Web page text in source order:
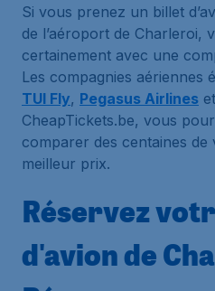
Si vous prenez un billet
de l’aéroport de Charleroi,
certainement avec une
Les compagnies aériennes
TUI Fly, Pegasus Airlines et
CheapTickets.be, vous
comparer des centaines
meilleur prix.
Réservez
d'avion de